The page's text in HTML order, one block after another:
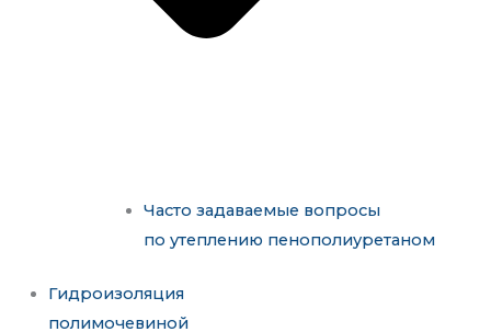
Часто задаваемые вопросы
по утеплению пенополиуретаном
Гидроизоляция
полимочевиной